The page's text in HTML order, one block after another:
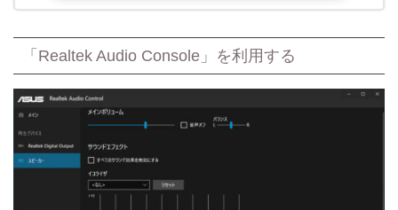
「Realtek Audio Console」を利用する